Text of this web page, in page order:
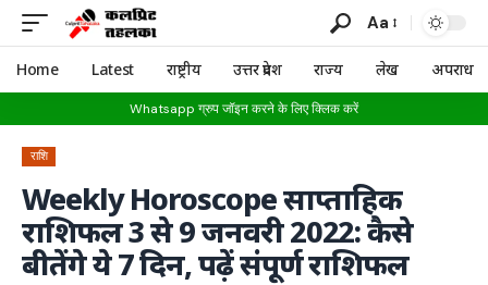
Aa
Home Latest राष्ट्रीय उत्तर प्रदेश राज्य लेख अपराध
Whatsapp ग्रुप जॉइन करने के लिए क्लिक करें
राशि
Weekly Horoscope साप्ताहिक
राशिफल 3 से 9 जनवरी 2022: कैसे
बीतेंगे ये 7 दिन, पढ़ें संपूर्ण राशिफल